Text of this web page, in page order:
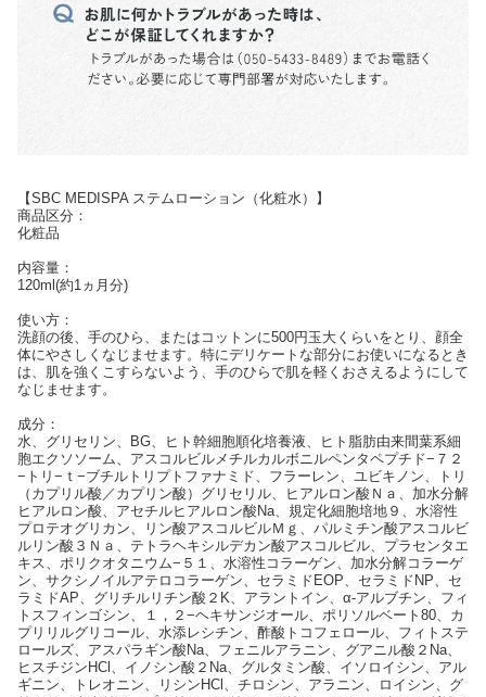
【SBC MEDISPA ステムローション（化粧水）】
商品区分：
化粧品
内容量：
120ml(約1ヵ月分)
使い方：
洗顔の後、手のひら、またはコットンに500円玉大くらいをとり、顔全
体にやさしくなじませます。特にデリケートな部分にお使いになるとき
は、肌を強くこすらないよう、手のひらで肌を軽くおさえるようにして
なじませます。
成分：
水、グリセリン、BG、ヒト幹細胞順化培養液、ヒト脂肪由来間葉系細
胞エクソソーム、アスコルビルメチルカルボニルペンタペプチド−７２
−トリ−ｔ−ブチルトリプトファナミド、フラーレン、ユビキノン、トリ
（カプリル酸／カプリン酸）グリセリル、ヒアルロン酸Ｎａ、加水分解
ヒアルロン酸、アセチルヒアルロン酸Na、規定化細胞培地９、水溶性
プロテオグリカン、リン酸アスコルビルＭｇ、パルミチン酸アスコルビ
ルリン酸３Ｎａ、テトラヘキシルデカン酸アスコルビル、プラセンタエ
キス、ポリクオタニウム−５１、水溶性コラーゲン、加水分解コラーゲ
ン、サクシノイルアテロコラーゲン、セラミドEOP、セラミドNP、セ
ラミドAP、グリチルリチン酸２K、アラントイン、α-アルブチン、フィ
トスフィンゴシン、１，２−ヘキサンジオール、ポリソルベート80、カ
プリリルグリコール、水添レシチン、酢酸トコフェロール、フィトステ
ロールズ、アスパラギン酸Na、フェニルアラニン、グアニル酸２Na、
ヒスチジンHCl、イノシン酸２Na、グルタミン酸、イソロイシン、アル
ギニン、トレオニン、リシンHCl、チロシン、アラニン、ロイシン、グ